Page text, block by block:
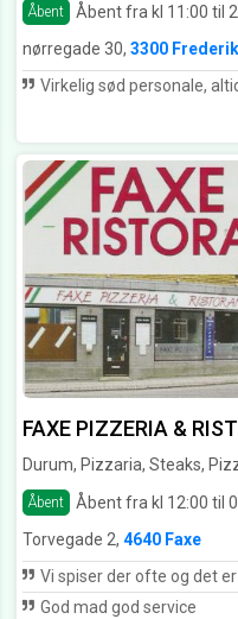
Åbent Åbent fra kl 11:00 til
nørregade 30, 3300
Virkelig sød personale, altid smilene og glade.
FAXE PIZZERIA &
Durum, Pizzaria, Steaks,
Åbent Åbent fra kl 12:00 til
Torvegade 2, 4640 Faxe
Vi spiser der ofte og det er rigtig god og lækker mad.
God mad god service